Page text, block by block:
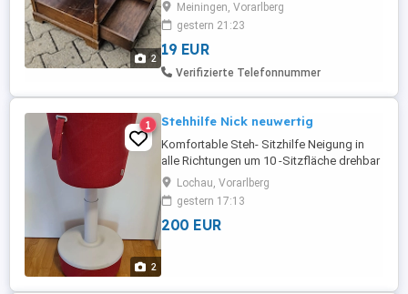
2
Blumenständer, Telefontisch, Nachttisch
oder dekoratives Möbelstück im
Wohnbereich. Der Tisch ist stabil und
funktionstüchtig. Die Oberfläche weist
Meiningen, Vorarlberg
gestern 21:23
19 EUR
Verifizierte Telefonnummer
2
1 Stehhilfe Nick neuwertig
Komfortable Steh- Sitzhilfe Neigung in
alle Richtungen um 10 -Sitzfläche drehbar
Bequeme Sitzfläche mit Formschaum
gepolstert Sitzhöhenverstellung mittels
Handschlaufe Gestell und Fußabdeckung
aus Kunststoff Sockel inkl.
Lochau, Vorarlberg
gestern 17:13
200 EUR